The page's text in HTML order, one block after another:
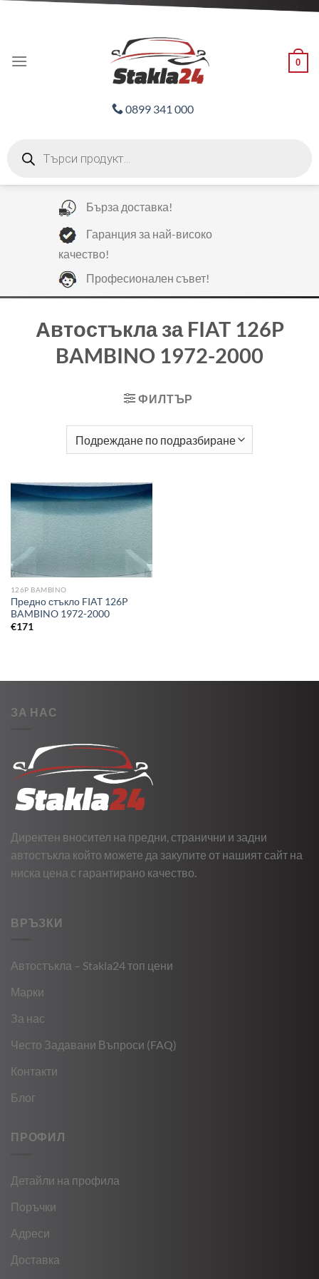
0
0899 341 000
search
Бърза доставка!
Гаранция за най-високо
качество!
Професионален съвет!
Автостъкла за FIAT 126P
BAMBINO 1972-2000
ФИЛТЪР
126P BAMBINO
Предно стъкло FIAT 126P
BAMBINO 1972-2000
€171
ЗА НАС
Директен вносител на предни, странични и задни
автостъкла който можете да закупите от нашият сайт на
ниска цена с гарантирано качество.
ВРЪЗКИ
Автостъкла – Stakla24 топ цени
Марки
За нас
Често Задавани Въпроси (FAQ)
Контакти
Блог
ПРОФИЛ
Детайли на профила
Поръчки
Адреси
Доставка